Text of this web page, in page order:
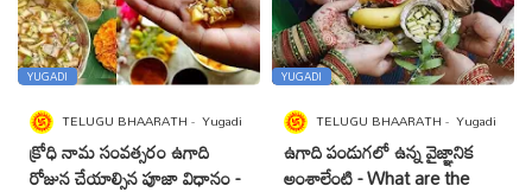
YUGADI
TELUGU BHAARATH Yugadi
క్రోధి నామ సంవత్సరం ఉగాది
రోజున చేయాల్సిన పూజా విధానం -
YUGADI
TELUGU BHAARATH Yugadi
ఉగాది పండుగలో ఉన్న వైజ్ఞానిక
అంశాలేంటి - What are the